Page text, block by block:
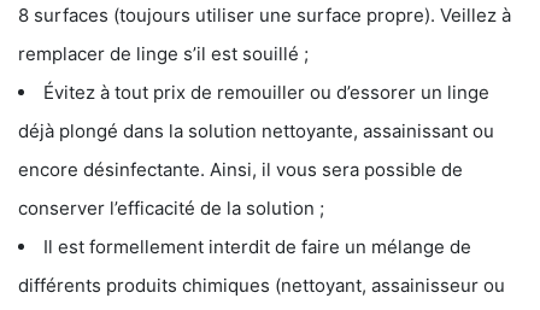
8 surfaces (toujours utiliser une surface propre). Veillez à
remplacer de linge s’il est souillé ;
Évitez à tout prix de remouiller ou d’essorer un linge
déjà plongé dans la solution nettoyante, assainissant ou
encore désinfectante. Ainsi, il vous sera possible de
conserver l’efficacité de la solution ;
Il est formellement interdit de faire un mélange de
différents produits chimiques (nettoyant, assainisseur ou